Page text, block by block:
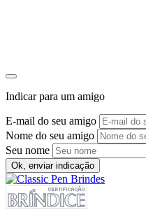
Indicar para um amigo
E-mail do seu amigo
Nome do seu amigo
Seu nome
Ok, enviar indicação